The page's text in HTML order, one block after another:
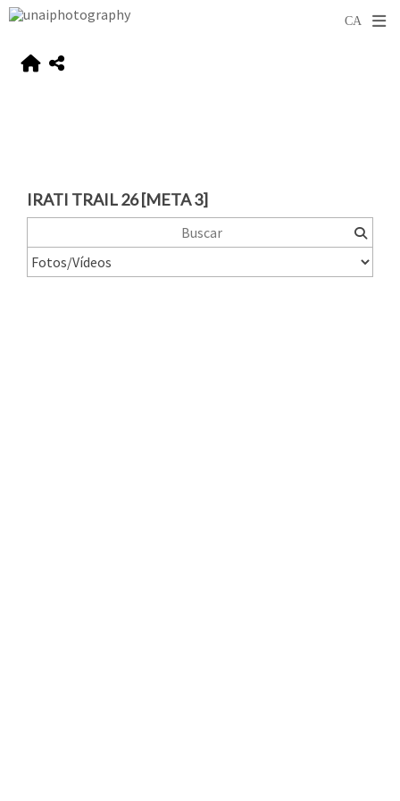
IRATI TRAIL 26 [META 3]